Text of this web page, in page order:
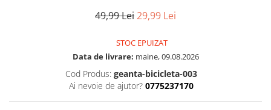
49,99 Lei29,99 Lei
STOC EPUIZAT
Data de livrare: maine, 09.08.2026
Cod Produs: geanta-bicicleta-003
Ai nevoie de ajutor? 0775237170